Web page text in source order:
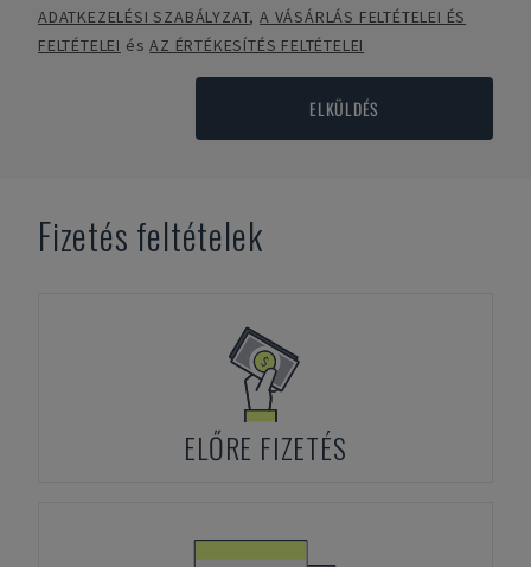
ADATKEZELÉSI SZABÁLYZAT,A VÁSÁRLÁS FELTÉTELEI ÉS
FELTÉTELEI ésAZ ÉRTÉKESÍTÉS FELTÉTELEI
ELKÜLDÉS
Fizetés feltételek
ELŐRE FIZETÉS